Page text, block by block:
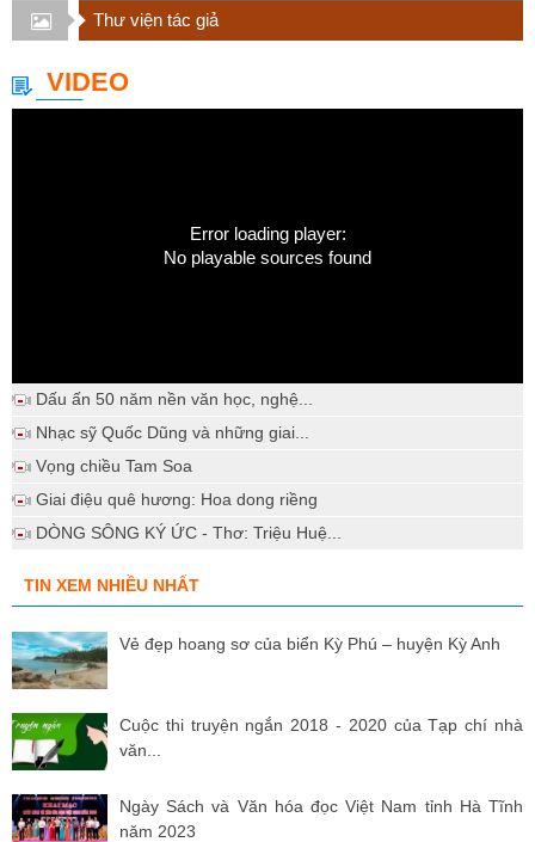
Thư viện tác giả
VIDEO
Error loading player:
No playable sources found
Dấu ấn 50 năm nền văn học, nghệ...
Nhạc sỹ Quốc Dũng và những giai...
Vọng chiều Tam Soa
Giai điệu quê hương: Hoa dong riềng
DÒNG SÔNG KÝ ỨC - Thơ: Triệu Huệ...
TIN XEM NHIỀU NHẤT
Vẻ đẹp hoang sơ của biển Kỳ Phú – huyện Kỳ Anh
Cuộc thi truyện ngắn 2018 - 2020 của Tạp chí nhà
văn...
Ngày Sách và Văn hóa đọc Việt Nam tỉnh Hà Tĩnh
năm 2023